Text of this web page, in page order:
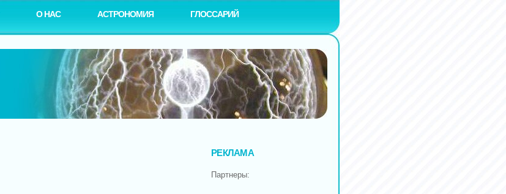
О НАС АСТРОНОМИЯ ГЛОССАРИЙ
РЕКЛАМА
Партнеры: